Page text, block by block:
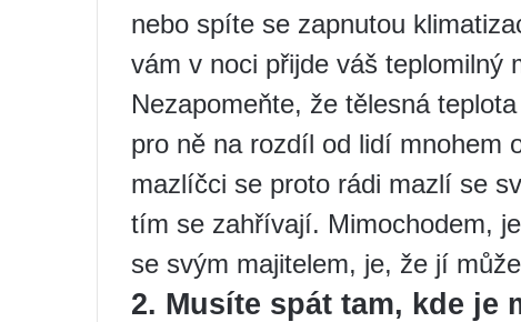
nebo spíte se zapnutou
vám v noci přijde váš teplomilný
Nezapomeňte, že tělesná
pro ně na rozdíl od lidí mnohem
mazlíčci se proto rádi mazlí se
tím se zahřívají. Mimochodem,
se svým majitelem, je, že jí
2. Musíte spát tam, kde je